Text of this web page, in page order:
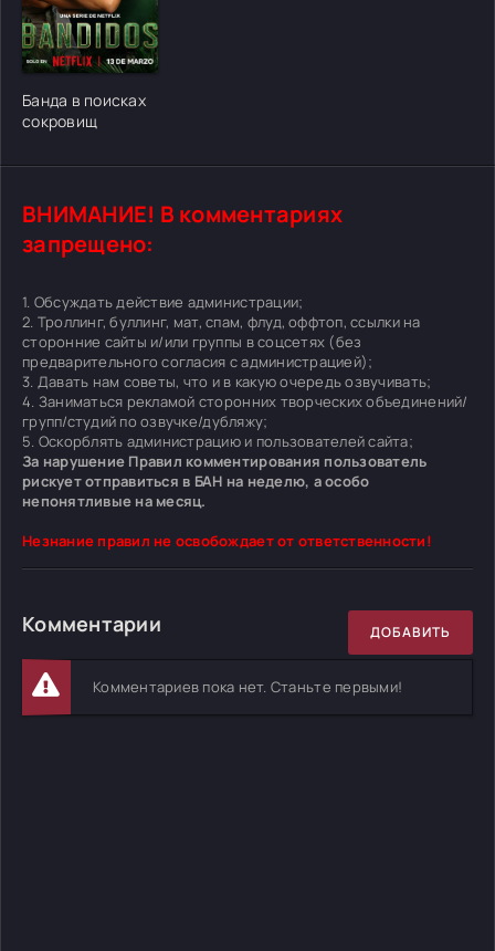
[/xfgiven_cvh_poster_urlcvh_poster_url]
Банда в поисках
сокровищ
ВНИМАНИЕ! В комментариях
запрещено:
1. Обсуждать действие администрации;
2. Троллинг, буллинг, мат, спам, флуд, оффтоп, ссылки на
сторонние сайты и/или группы в соцсетях (без
предварительного согласия с администрацией);
3. Давать нам советы, что и в какую очередь озвучивать;
4. Заниматься рекламой сторонних творческих объединений/
групп/студий по озвучке/дубляжу;
5. Оскорблять администрацию и пользователей сайта;
За нарушение Правил комментирования пользователь
рискует отправиться в БАН на неделю, а особо
непонятливые на месяц.
Незнание правил не освобождает от ответственности!
Комментарии ДОБАВИТЬ
Комментариев пока нет. Станьте первыми!